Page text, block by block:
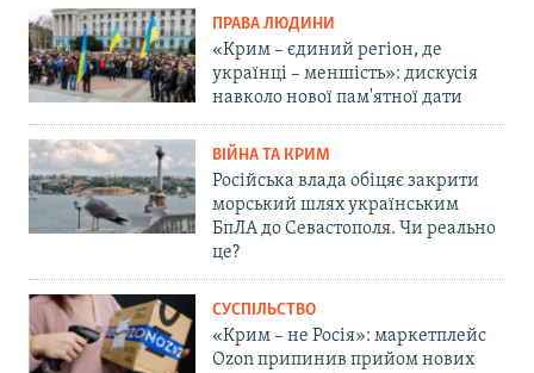
ПРАВА ЛЮДИНИ
«Крим – єдиний регіон, де
українці – меншість»: дискусія
навколо нової пам'ятної дати
ВІЙНА ТА КРИМ
Російська влада обіцяє закрити
морський шлях українським
БпЛА до Севастополя. Чи реально
це?
СУСПІЛЬСТВО
«Крим – не Росія»: маркетплейс
Ozon припинив прийом нових